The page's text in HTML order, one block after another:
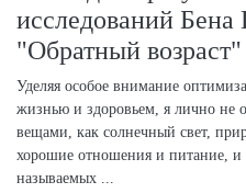
исследований Бена
"Обратный возраст"
Уделяя особое внимание
жизнью и здоровьем, я лично не
вещами, как солнечный свет,
хорошие отношения и питание, и
называемых ...